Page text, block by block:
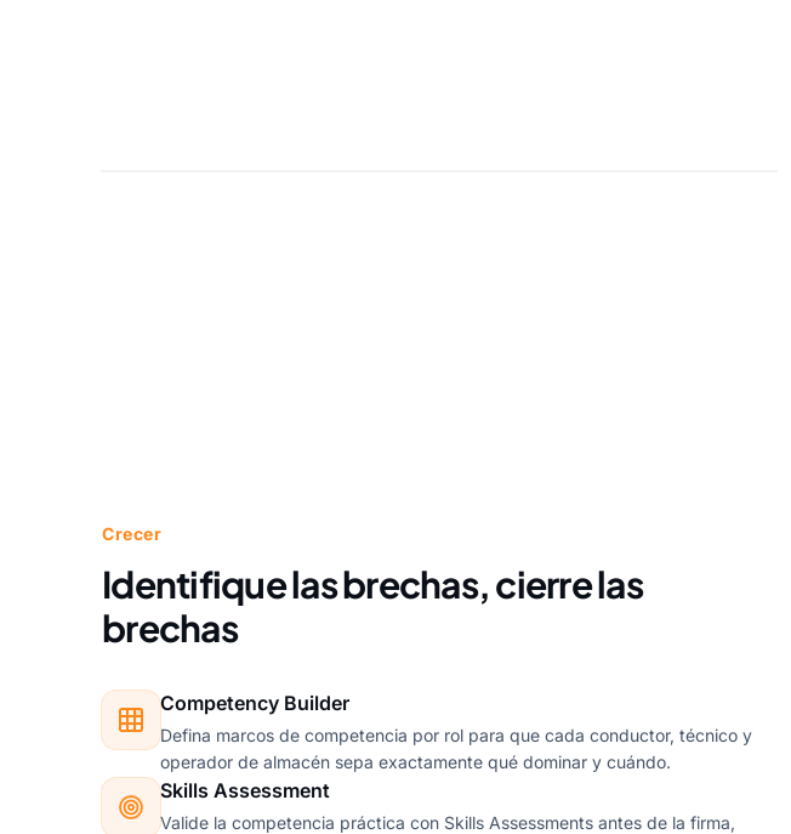
Crecer
Identifique las brechas, cierre las
brechas
Competency Builder
Defina marcos de competencia por rol para que cada conductor, técnico y
operador de almacén sepa exactamente qué dominar y cuándo.
Skills Assessment
Valide la competencia práctica con Skills Assessments antes de la firma,